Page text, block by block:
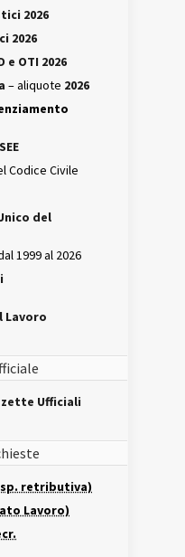
2026
2026
e OTI 2026
– aliquote 2026
Codice Civile
del
1999 al 2026
Lavoro
Ufficiali
retributiva)
Lavoro)